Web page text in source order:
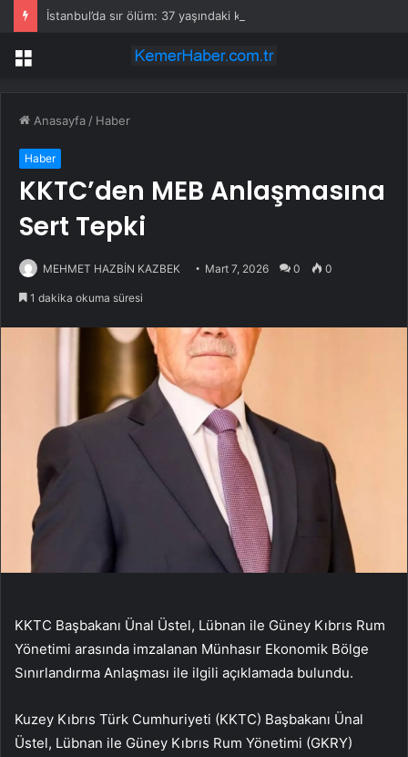
Menü
Anasayfa / Haber
Haber
KKTC’den MEB Anlaşmasına
Sert Tepki
MEHMET HAZBİN KAZBEK Mart 7, 2026 0 0
1 dakika okuma süresi
KKTC Başbakanı Ünal Üstel, Lübnan ile Güney Kıbrıs Rum
Yönetimi arasında imzalanan Münhasır Ekonomik Bölge
Sınırlandırma Anlaşması ile ilgili açıklamada bulundu.
Kuzey Kıbrıs Türk Cumhuriyeti (KKTC) Başbakanı Ünal
Üstel, Lübnan ile Güney Kıbrıs Rum Yönetimi (GKRY)